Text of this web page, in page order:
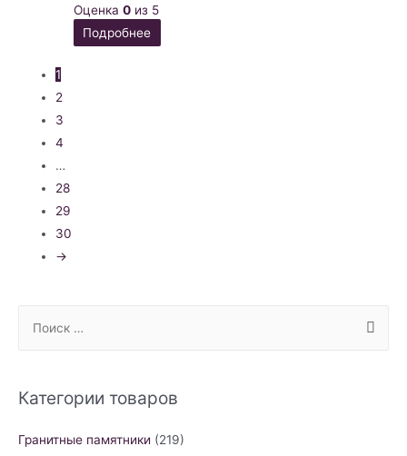
Оценка0 из 5
Подробнее
1
2
3
4
…
28
29
30
→
r
h
Категории товаров
Гранитные памятники (219)